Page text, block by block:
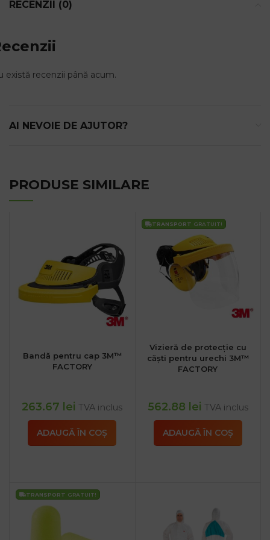
RECENZII (0)
există recenzii până acum.
AI NEVOIE DE AJUTOR?
PRODUSE SIMILARE
Bandă pentru cap 3M™
FACTORY
263.67 lei TVA inclus
ADAUGĂ ÎN COȘ
TRANSPORT GRATUIT!
Vizieră de protecție cu
căști pentru urechi 3M™
FACTORY
562.88 lei TVA inclus
ADAUGĂ ÎN COȘ
TRANSPORT GRATUIT!